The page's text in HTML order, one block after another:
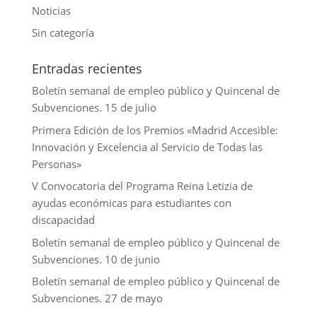
n
Noticias
Sin categoría
Entradas recientes
Boletín semanal de empleo público y Quincenal de
Subvenciones. 15 de julio
Primera Edición de los Premios «Madrid Accesible:
Innovación y Excelencia al Servicio de Todas las
Personas»
V Convocatoria del Programa Reina Letizia de
ayudas económicas para estudiantes con
discapacidad
Boletín semanal de empleo público y Quincenal de
Subvenciones. 10 de junio
Boletín semanal de empleo público y Quincenal de
Subvenciones. 27 de mayo